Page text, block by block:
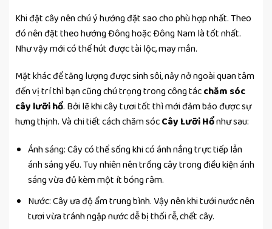
Khi đặt cây nên chú ý hướng đặt sao cho phù hợp nhất. Theo
đó nên đặt theo hướng Đông hoặc Đông Nam là tốt nhất.
Như vậy mới có thể hút được tài lộc, may mắn.
Mặt khác để tăng lượng được sinh sôi, nảy nở ngoài quan tâm
đến vị trí thì bạn cũng chú trọng trong công tácchăm sóc
cây lưỡi hổ. Bởi lẽ khi cây tươi tốt thì mới đảm bảo được sự
hưng thịnh. Và chi tiết cách chăm sócCây Lưỡi Hổnhư sau:
Ánh sáng: Cây có thể sống khi có ánh nắng trực tiếp lẫn
ánh sáng yếu. Tuy nhiên nên trồng cây trong điều kiện ánh
sáng vừa đủ kèm một ít bóng râm.
Nước: Cây ưa độ ẩm trung bình. Vậy nên khi tưới nước nên
tươi vừa tránh ngập nước dễ bị thối rễ, chết cây.